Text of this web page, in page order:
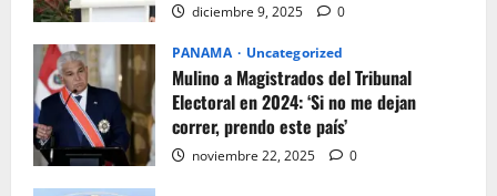
diciembre 9, 2025 0
PANAMA Uncategorized
Mulino a Magistrados del Tribunal
Electoral en 2024: ‘Si no me dejan
correr, prendo este país’
noviembre 22, 2025 0